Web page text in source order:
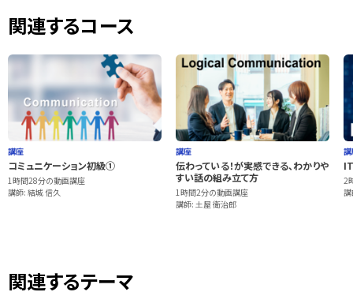
関連するコース
講座
コミュニケーション初級①
1時間28分の動画講座
講師: 結城 信久
講座
伝わっている！が実感できる、わかりや
すい話の組み立て方
1時間2分の動画講座
講師: 土屋 衛治郎
2
講
関連するテーマ